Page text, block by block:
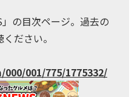
」の目次ページ。過去の
ださい。
001/775/1775332/